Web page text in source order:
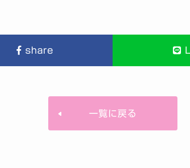
share
一覧に戻る